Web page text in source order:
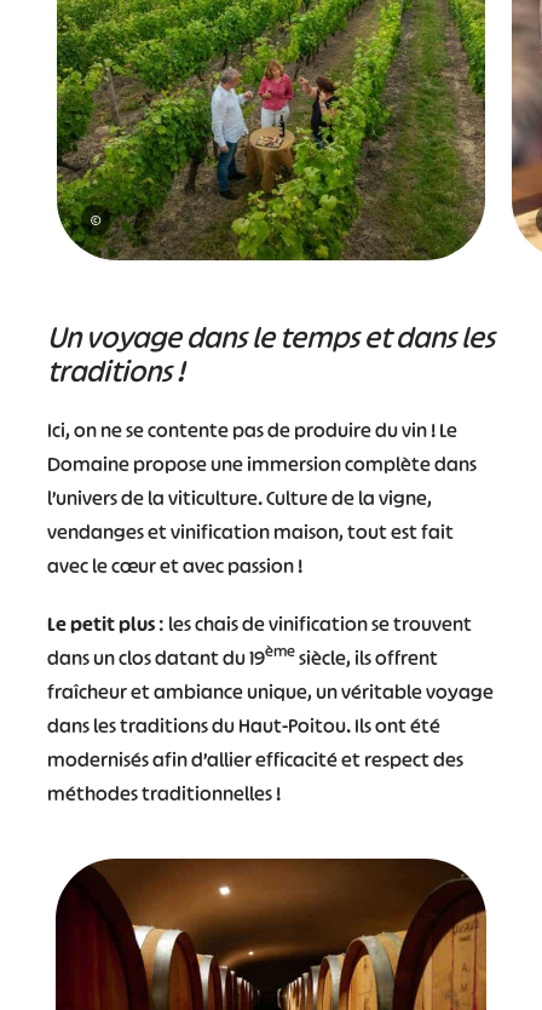
©
Un voyage dans le temps et dans les
traditions !
Ici, on ne se contente pas de produire du vin ! Le
Domaine propose une immersion complète dans
l’univers de la viticulture. Culture de la vigne,
vendanges et vinification maison, tout est fait
avec le cœur et avec passion !
Le petit plus: les chais de vinification se trouvent
dans un clos datant du 19èmesiècle, ils offrent
fraîcheur et ambiance unique, un véritable voyage
dans les traditions du Haut-Poitou. Ils ont été
modernisés afin d’allier efficacité et respect des
méthodes traditionnelles !